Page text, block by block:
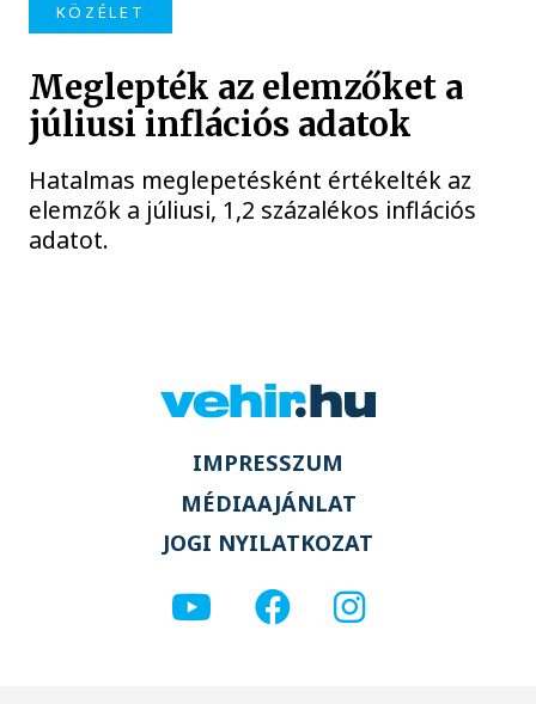
KÖZÉLET
Meglepték az elemzőket a
júliusi inflációs adatok
Hatalmas meglepetésként értékelték az
elemzők a júliusi, 1,2 százalékos inflációs
adatot.
IMPRESSZUM
MÉDIAAJÁNLAT
JOGI NYILATKOZAT